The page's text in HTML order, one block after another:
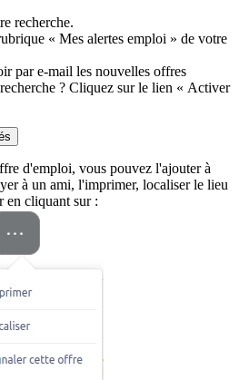
recherche.
« Mes alertes emploi » de votre
par e-mail les nouvelles offres
? Cliquez sur le lien « Activer
d'emploi, vous pouvez l'ajouter à
à un ami, l'imprimer, localiser le lieu
en cliquant sur :